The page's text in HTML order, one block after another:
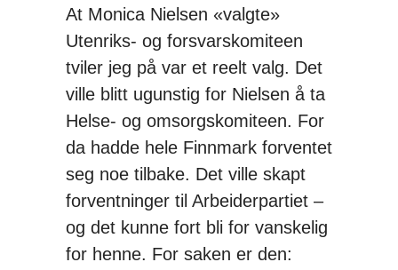
At Monica Nielsen «valgte»
Utenriks- og forsvarskomiteen
tviler jeg på var et reelt valg. Det
ville blitt ugunstig for Nielsen å ta
Helse- og omsorgskomiteen. For
da hadde hele Finnmark forventet
seg noe tilbake. Det ville skapt
forventninger til Arbeiderpartiet –
og det kunne fort bli for vanskelig
for henne. For saken er den: